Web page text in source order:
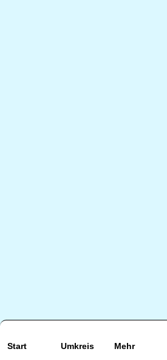
Start Umkreis Mehr